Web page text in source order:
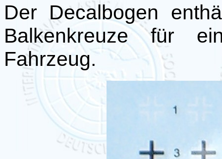
Der Decalbogen
Balkenkreuze für
Fahrzeug.